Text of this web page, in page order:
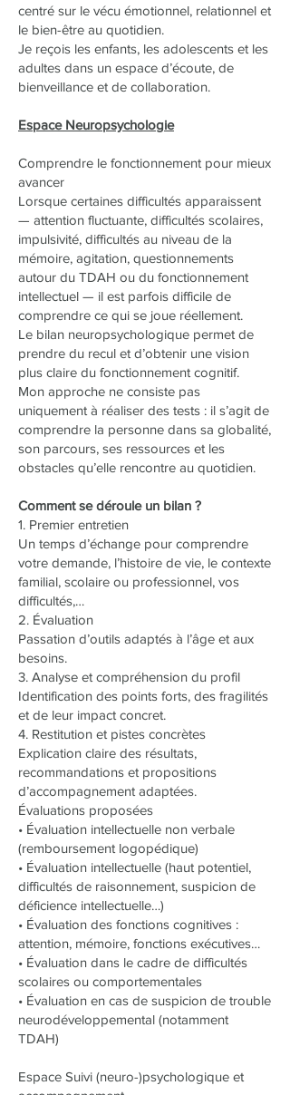
centré sur le vécu émotionnel, relationnel et
le bien-être au quotidien.
Je reçois les enfants, les adolescents et les
adultes dans un espace d’écoute, de
bienveillance et de collaboration.
Espace Neuropsychologie
Comprendre le fonctionnement pour mieux
avancer
Lorsque certaines difficultés apparaissent
— attention fluctuante, difficultés scolaires,
impulsivité, difficultés au niveau de la
mémoire, agitation, questionnements
autour du TDAH ou du fonctionnement
intellectuel — il est parfois difficile de
comprendre ce qui se joue réellement.
Le bilan neuropsychologique permet de
prendre du recul et d’obtenir une vision
plus claire du fonctionnement cognitif.
Mon approche ne consiste pas
uniquement à réaliser des tests : il s’agit de
comprendre la personne dans sa globalité,
son parcours, ses ressources et les
obstacles qu’elle rencontre au quotidien.
Comment se déroule un bilan ?
1. Premier entretien
Un temps d’échange pour comprendre
votre demande, l’histoire de vie, le contexte
familial, scolaire ou professionnel, vos
difficultés,…
2. Évaluation
Passation d’outils adaptés à l’âge et aux
besoins.
3. Analyse et compréhension du profil
Identification des points forts, des fragilités
et de leur impact concret.
4. Restitution et pistes concrètes
Explication claire des résultats,
recommandations et propositions
d’accompagnement adaptées.
Évaluations proposées
• Évaluation intellectuelle non verbale
(remboursement logopédique)
• Évaluation intellectuelle (haut potentiel,
difficultés de raisonnement, suspicion de
déficience intellectuelle…)
• Évaluation des fonctions cognitives :
attention, mémoire, fonctions exécutives…
• Évaluation dans le cadre de difficultés
scolaires ou comportementales
• Évaluation en cas de suspicion de trouble
neurodéveloppemental (notamment
TDAH)
Espace Suivi (neuro-)psychologique et